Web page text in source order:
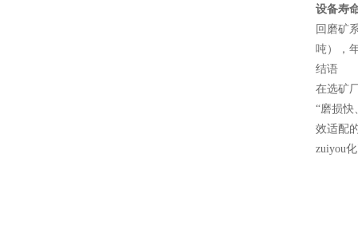
设备寿
回磨矿
吨），
结语
在选矿
“磨损快
效适配
zuiyou